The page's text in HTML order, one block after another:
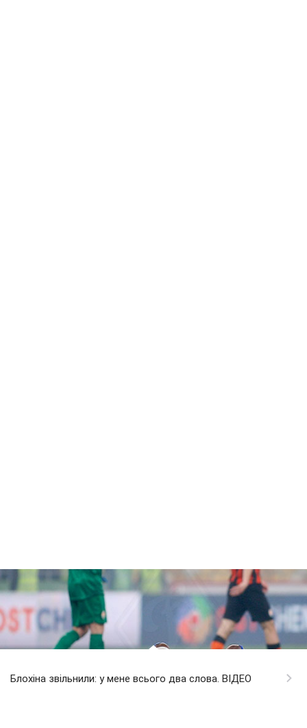
Блохіна звільнили: у мене всього два слова. ВІДЕО